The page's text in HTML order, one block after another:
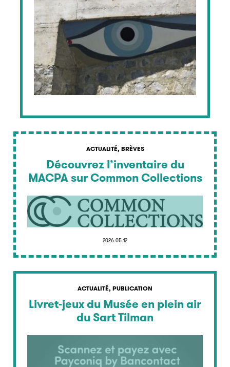
ACTUALITÉ, BRÈVES
Découvrez l’inventaire du
MACPA sur Common Collections
2026.05.12
ACTUALITÉ, PUBLICATION
Livret-jeux du Musée en plein air
du Sart Tilman